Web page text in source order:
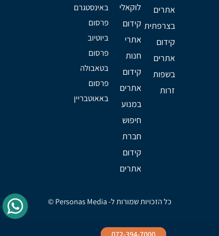
אתרים
בצרפתית
קידום
אתרים
בשפות
זרות
לוקאלי
קידום
אתרי
חנות
קידום
אתרים
במנוע
חיפוש
חברת
קידום
אתרים
באינסטגרם
פרסום
ביוטיוב
פרסום
בטאבולה
פרסום
באאוטבריין
כל הזכויות שמורות ל- Personas Media ©